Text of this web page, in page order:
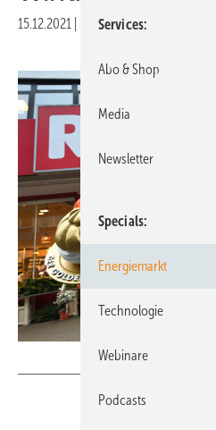
15.12.2021 Druckvorschau
Services
Abo & Shop
Media
Newsletter
Specials
Energiemarkt
Technologie
Webinare
Podcasts